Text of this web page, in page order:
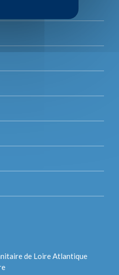
de Loire Atlantique